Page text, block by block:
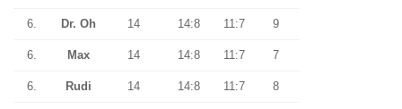
6. Dr. Oh 14 14:8 11:7 9
6. Max 14 14:8 11:7 7
6. Rudi 14 14:8 11:7 8